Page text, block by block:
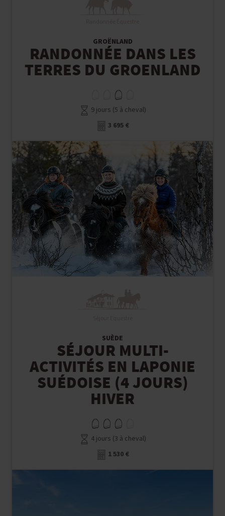
GROËNLAND
RANDONNÉE DANS LES
TERRES DU GROENLAND
9 jours (5 à cheval)
3 695 €
SUÈDE
SÉJOUR MULTI-
ACTIVITÉS EN LAPONIE
SUÉDOISE (4 JOURS)
HIVER
4 jours (3 à cheval)
1 530 €